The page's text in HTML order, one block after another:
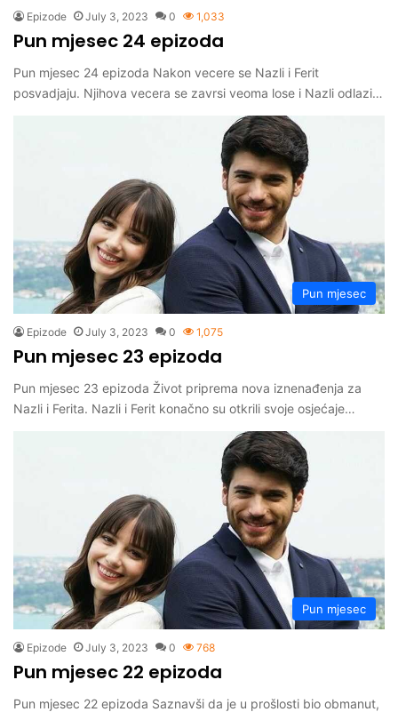
Epizode July 3, 2023 0 1,033
Pun mjesec 24 epizoda
Pun mjesec 24 epizoda Nakon vecere se Nazli i Ferit
posvadjaju. Njihova vecera se zavrsi veoma lose i Nazli odlazi…
Pun mjesec
Epizode July 3, 2023 0 1,075
Pun mjesec 23 epizoda
Pun mjesec 23 epizoda Život priprema nova iznenađenja za
Nazli i Ferita. Nazli i Ferit konačno su otkrili svoje osjećaje…
Pun mjesec
Epizode July 3, 2023 0 768
Pun mjesec 22 epizoda
Pun mjesec 22 epizoda Saznavši da je u prošlosti bio obmanut,